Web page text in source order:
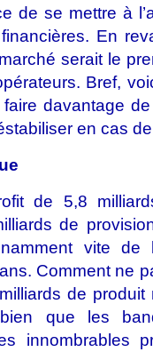
de se mettre à
En
serait le
Bref,
davantage
en cas
de 5,8
de
vite
Comment ne
de
que les
innombrables